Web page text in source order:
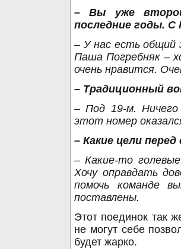
– Вы уже
последние годы. С
– У нас есть общий
Паша Погребняк –
очень нравится.
– Традиционный
– Под 19-м. Ничего
этот номер
– Какие цели
– Какие-то
Хочу оправдать
помочь команде
поставлены.
Этот поединок так
не могут себе
будет жарко.